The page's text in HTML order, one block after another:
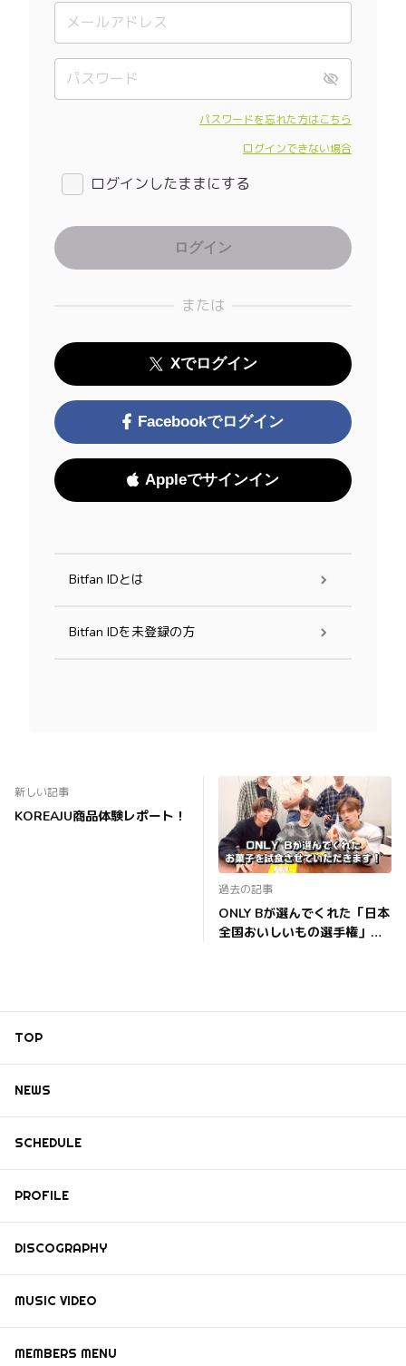
パスワードを忘れた方はこちら
ログインできない場合
ログインしたままにする
または
Xでログイン
Facebookでログイン
Appleでサインイン
Bitfan IDとは
Bitfan IDを未登録の方
新しい記事
KOREAJU商品体験レポート！
過去の記事
ONLY Bが選んでくれた「日本
全国おいしいもの選手権」試
TOP
NEWS
SCHEDULE
PROFILE
DISCOGRAPHY
MUSIC VIDEO
MEMBERS MENU